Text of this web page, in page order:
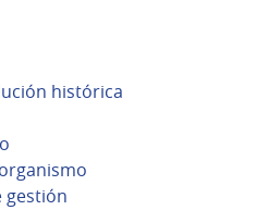
histórica
gestión